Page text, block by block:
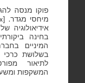
פוקו מנסה
מיחסי מגדר. [x
אידיאולוגיה
בחינה
המיניים
בשלושת כרכי
לתיאור
המשקפות